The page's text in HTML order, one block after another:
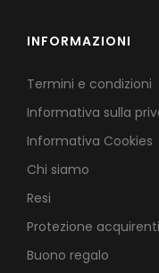
INFORMAZIONI
Termini e condizioni
Informativa sulla
Informativa Cookies
Chi siamo
Resi
Protezione acquirenti
Buono regalo